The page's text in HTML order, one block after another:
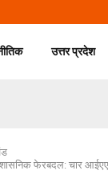
उत्तर प्रदेश
फेरबदल: चार